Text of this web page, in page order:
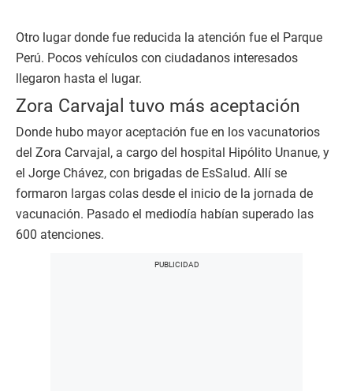
Otro lugar donde fue reducida la atención fue el Parque
Perú. Pocos vehículos con ciudadanos interesados
llegaron hasta el lugar.
Zora Carvajal tuvo más aceptación
Donde hubo mayor aceptación fue en los vacunatorios
del Zora Carvajal, a cargo del hospital Hipólito Unanue, y
el Jorge Chávez, con brigadas de EsSalud. Allí se
formaron largas colas desde el inicio de la jornada de
vacunación. Pasado el mediodía habían superado las
600 atenciones.